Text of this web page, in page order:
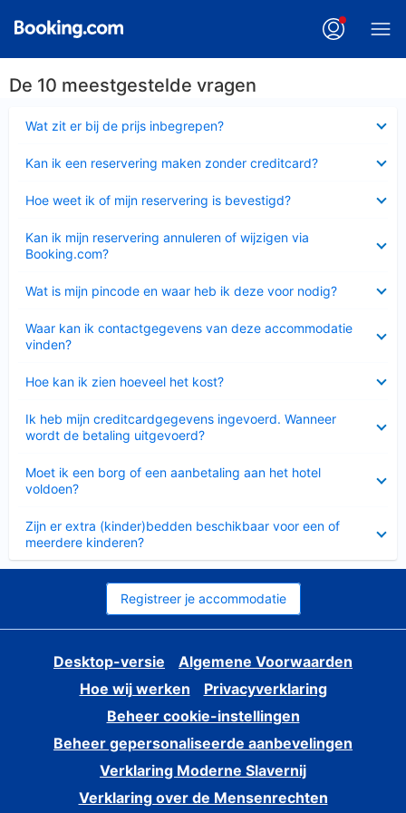
De 10 meestgestelde vragen
Wat zit er bij de prijs inbegrepen?
Kan ik een reservering maken zonder creditcard?
Hoe weet ik of mijn reservering is bevestigd?
Kan ik mijn reservering annuleren of wijzigen via
Booking.com?
Wat is mijn pincode en waar heb ik deze voor nodig?
Waar kan ik contactgegevens van deze accommodatie
vinden?
Hoe kan ik zien hoeveel het kost?
Ik heb mijn creditcardgegevens ingevoerd. Wanneer
wordt de betaling uitgevoerd?
Moet ik een borg of een aanbetaling aan het hotel
voldoen?
Zijn er extra (kinder)bedden beschikbaar voor een of
meerdere kinderen?
Registreer je accommodatie
Desktop-versie
Algemene Voorwaarden
Hoe wij werken
Privacyverklaring
Beheer cookie-instellingen
Beheer gepersonaliseerde aanbevelingen
Verklaring Moderne Slavernij
Verklaring over de Mensenrechten